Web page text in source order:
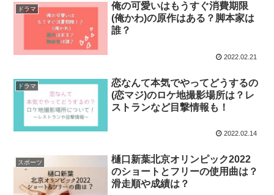
ドラマ
俺の可愛いはもうすぐ消費期限
(俺かわ)の原作はある？脚本家は
誰？
2022.02.21
ドラマ
恋なんて本気でやってどうするの
(恋マジ)のロケ地撮影場所は？レ
ストランなど目撃情報も！
2022.02.14
スポーツ
樋口新葉北京オリンピック2022
のショートとフリーの使用曲は？
滑走順や成績は？